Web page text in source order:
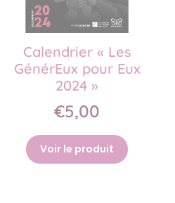
Calendrier « Les
GénérEux pour Eux
2024 »
€5,00
Voir le produit